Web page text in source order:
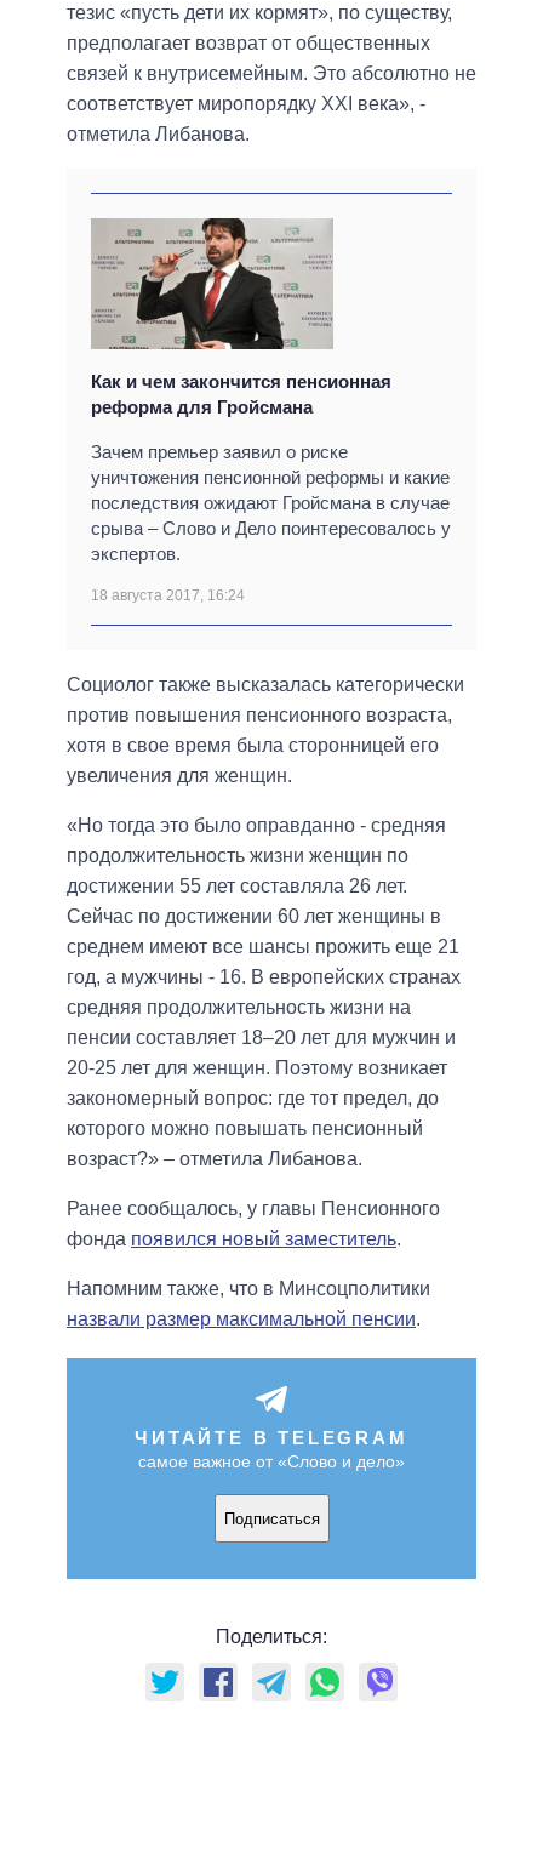
тезис «пусть дети их кормят», по существу,
предполагает возврат от общественных
связей к внутрисемейным. Это абсолютно не
соответствует миропорядку ХХI века», -
отметила Либанова.
Как и чем закончится пенсионная
реформа для Гройсмана
Зачем премьер заявил о риске
уничтожения пенсионной реформы и какие
последствия ожидают Гройсмана в случае
срыва – Слово и Дело поинтересовалось у
экспертов.
18 августа 2017, 16:24
Социолог также высказалась категорически
против повышения пенсионного возраста,
хотя в свое время была сторонницей его
увеличения для женщин.
«Но тогда это было оправданно - средняя
продолжительность жизни женщин по
достижении 55 лет составляла 26 лет.
Сейчас по достижении 60 лет женщины в
среднем имеют все шансы прожить еще 21
год, а мужчины - 16. В европейских странах
средняя продолжительность жизни на
пенсии составляет 18–20 лет для мужчин и
20-25 лет для женщин. Поэтому возникает
закономерный вопрос: где тот предел, до
которого можно повышать пенсионный
возраст?» – отметила Либанова.
Ранее сообщалось, у главы Пенсионного
фонда появился новый заместитель.
Напомним также, что в Минсоцполитики
назвали размер максимальной пенсии.
ЧИТАЙТЕ В TELEGRAM
самое важное от «Слово и дело»
Подписаться
Поделиться: